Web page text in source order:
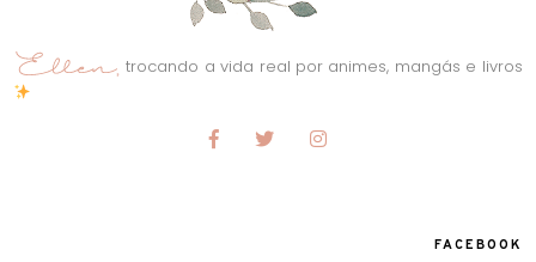
trocando a vida real por animes, mangás e livros
FACEBOOK